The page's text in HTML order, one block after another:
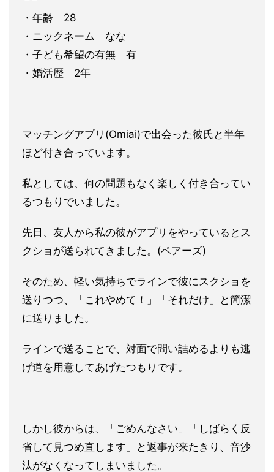
・年齢 28
・ニックネーム なな
・子ども希望の有無 有
・婚活歴 2年
マッチングアプリ(Omiai)で出会った彼氏と半年
ほど付き合っています。
私としては、何の問題もなく楽しく付き合ってい
るつもりでいました。
先日、友人から私の彼がアプリをやっているとス
クショが送られてきました。(ペアーズ)
そのため、軽い気持ちでラインで彼にスクショを
送りつつ、「これやめて！」「それだけ」と簡潔
に送りました。
ラインで送ることで、対面で問い詰めるよりも逃
げ道を用意してあげたつもりです。
しかし彼からは、「ごめんなさい」「しばらく反
省して見つめ直します」と返事が来たきり、音沙
汰がなくなってしまいました。